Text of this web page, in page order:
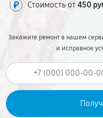
Стоимость от 450
Закажите ремонт в нашем
и исправное